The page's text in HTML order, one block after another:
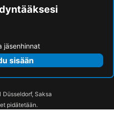
jäsenhinnat
sisään
Düsseldorf, Saksa
pidätetään.